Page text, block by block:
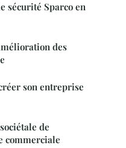
sécurité Sparco en
des
son entreprise
de
commerciale